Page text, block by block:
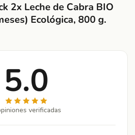
2x Leche de Cabra BIO
Ecológica, 800 g.
5.0
verificadas